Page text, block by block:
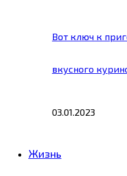
Вот ключ к
вкусного
03.01.2023
Жизнь